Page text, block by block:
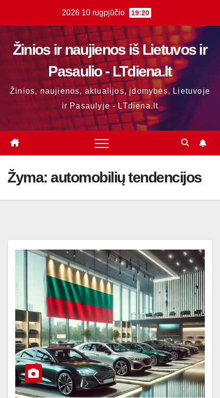
content
2026 10 rugpjūčio 19:20
Žinios ir naujienos iš Lietuvos ir
Pasaulio - LTdiena.lt
Žinios, naujienos, aktualijos, įdomybės, Lietuvoje
ir Pasaulyje - LTdiena.lt
Žyma: automobilių tendencijos